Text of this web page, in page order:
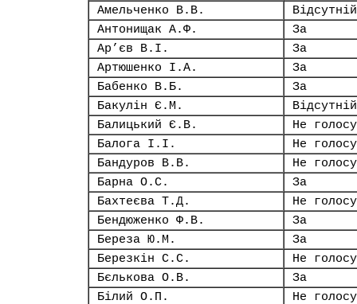
Амельченко В.В.
Відсутній
Антонищак А.Ф.
За
Ар’єв В.І.
За
Артюшенко І.А.
За
Бабенко В.Б.
За
Бакулін Є.М.
Відсутній
Балицький Є.В.
Не
Балога І.І.
Не
Бандуров В.В.
Не
Барна О.С.
За
Бахтеєва Т.Д.
Не
Бендюженко Ф.В.
За
Береза Ю.М.
За
Березкін С.С.
Не
Бєлькова О.В.
За
Білий О.П.
Не